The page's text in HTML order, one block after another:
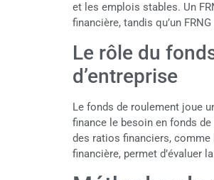
et les emplois stables. Un
financière, tandis qu’un
Le rôle du
d’entreprise
Le fonds de roulement joue
finance le besoin en fonds
des ratios financiers,
financière, permet d’évaluer